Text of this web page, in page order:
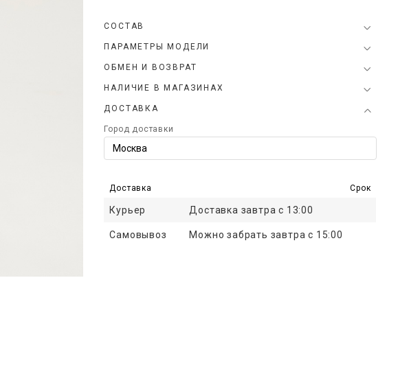
СОСТАВ
ПАРАМЕТРЫ МОДЕЛИ
ОБМЕН И ВОЗВРАТ
НАЛИЧИЕ В МАГАЗИНАХ
ДОСТАВКА
Город доставки
Доставка Срок
Курьер Доставка завтра с 13:00
Самовывоз Можно забрать завтра с 15:00